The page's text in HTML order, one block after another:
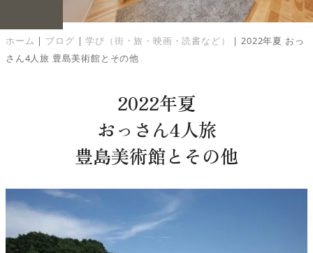
ホーム | ブログ | 学び（街・旅・映画・読書など） | 2022年夏 おっ
さん4人旅 豊島美術館とその他
2022年夏
おっさん4人旅
豊島美術館とその他